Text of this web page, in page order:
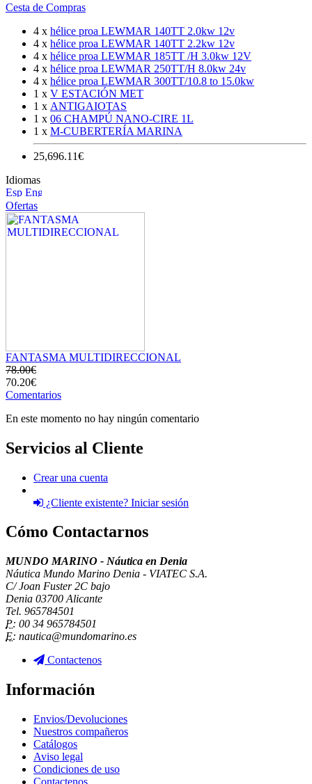
Cesta de Compras
4 x hélice proa LEWMAR 140TT 2.0kw 12v
4 x hélice proa LEWMAR 140TT 2.2kw 12v
4 x hélice proa LEWMAR 185TT /H 3.0kw 12V
4 x hélice proa LEWMAR 250TT/H 8.0kw 24v
4 x hélice proa LEWMAR 300TT/10.8 to 15.0kw
1 x V ESTACIÓN MET
1 x ANTIGAIOTAS
1 x 06 CHAMPÚ NANO-CIRE 1L
1 x M-CUBERTERÍA MARINA
25,696.11€
Idiomas
Ofertas
FANTASMA MULTIDIRECCIONAL
78.00€
70.20€
Comentarios
En este momento no hay ningún comentario
Servicios al Cliente
Crear una cuenta
¿Cliente existente? Iniciar sesión
Cómo Contactarnos
MUNDO MARINO - Náutica en Denia
Náutica Mundo Marino Denia - VIATEC S.A.
C/ Joan Fuster 2C bajo
Denia 03700 Alicante
Tel. 965784501
P: 00 34 965784501
E: nautica@mundomarino.es
Contactenos
Información
Envios/Devoluciones
Nuestros compañeros
Catálogos
Aviso legal
Condiciones de uso